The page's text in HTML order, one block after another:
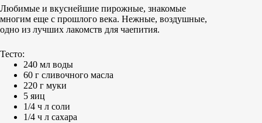
Любимые и вкуснейшие пирожные, знакомые
многим еще с прошлого века. Нежные, воздушные,
одно из лучших лакомств для чаепития.
Тесто:
240 мл воды
60 г сливочного масла
220 г муки
5 яиц
1/4 ч л соли
1/4 ч л сахара